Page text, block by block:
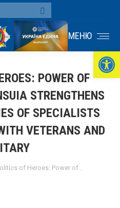
МЕНЮ
POWER OF
STRENGTHENS
OF SPECIALISTS
VETERANS AND
of Heroes: Power of…